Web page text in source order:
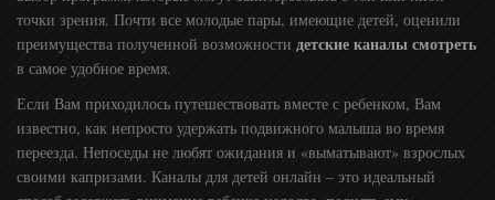
точки зрения. Почти все молодые пары, имеющие детей, оценили
преимущества полученной возможности детские каналы смотреть
в самое удобное время.
Если Вам приходилось путешествовать вместе с ребенком, Вам
известно, как непросто удержать подвижного малыша во время
переезда. Непоседы не любят ожидания и «выматывают» взрослых
своими капризами. Каналы для детей онлайн – это идеальный